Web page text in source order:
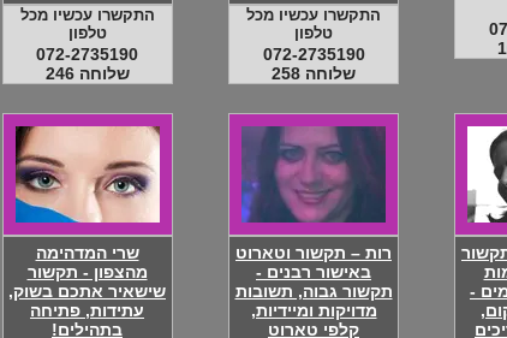
התקשרו עכשיו מכל
טלפון
072-2735190
שלוחה 258
התקשרו עכשיו מכל
טלפון
072-2735190
שלוחה 246
-
רות – תקשור וטארוט
באישור רבנים -
תקשור גבוה, תשובות
מדויקות ומיידיות,
קלפי טארוט
שרי המדהימה
מהצפון - תקשור
שישאיר אתכם בשוק,
עתידות, פתיחה
בתהילים!